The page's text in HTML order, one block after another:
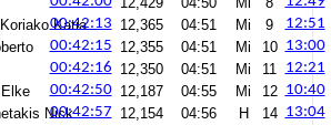
Katia
00:42:13 12,365 04:51 Mi 9 12:51
00:42:15 12,355 04:51 Mi 10 13:00
00:42:16 12,350 04:51 Mi 11 12:21
00:42:50 12,187 04:55 Mi 12 10:40
Nick
00:42:57 12,154 04:56 H 14 13:04